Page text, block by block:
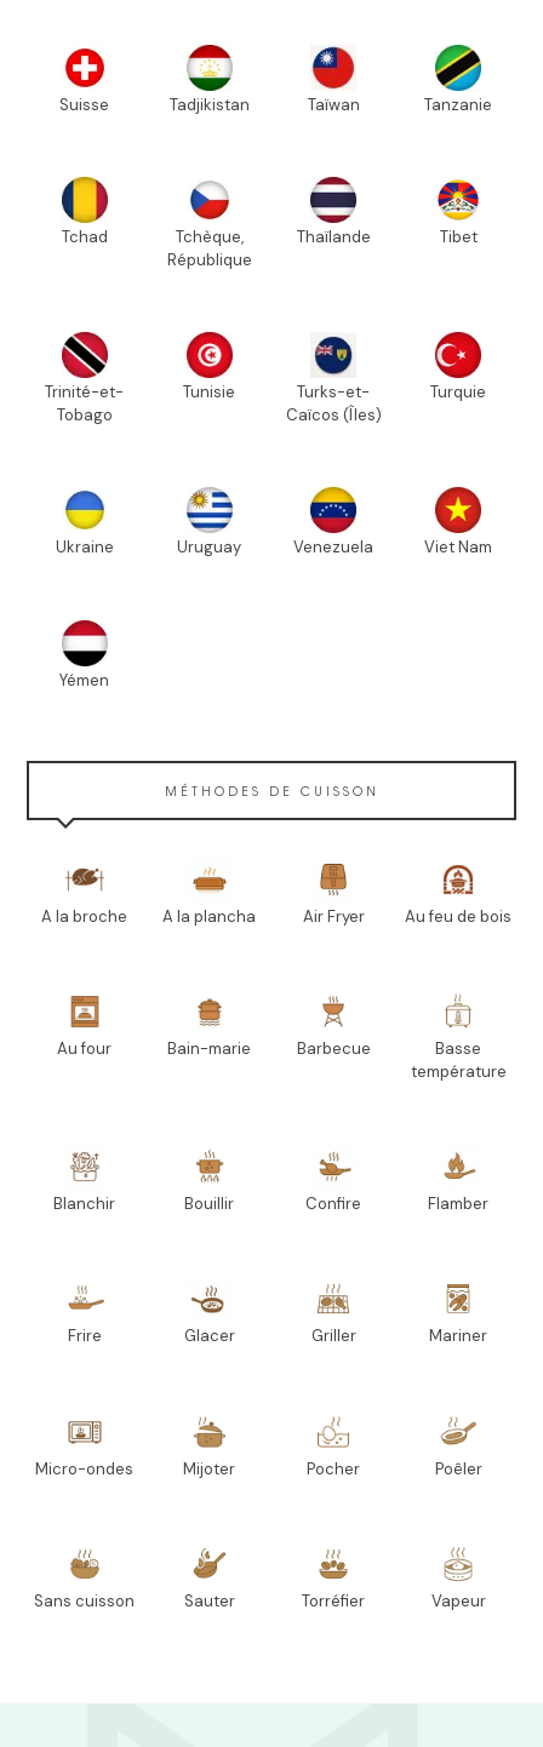
Suisse Tadjikistan Taïwan Tanzanie
Tchad
Tchèque,
République
Thaïlande Tibet
Trinité-et-
Tobago
Tunisie
Turks-et-
Caïcos (Îles)
Turquie
Ukraine Uruguay Venezuela Viet Nam
Yémen
MÉTHODES DE CUISSON
A la broche A la plancha Air Fryer Au feu de bois
Au four Bain-marie Barbecue
Basse
température
Blanchir Bouillir Confire Flamber
Frire Glacer Griller Mariner
Micro-ondes Mijoter Pocher Poêler
Sans cuisson Sauter Torréfier Vapeur